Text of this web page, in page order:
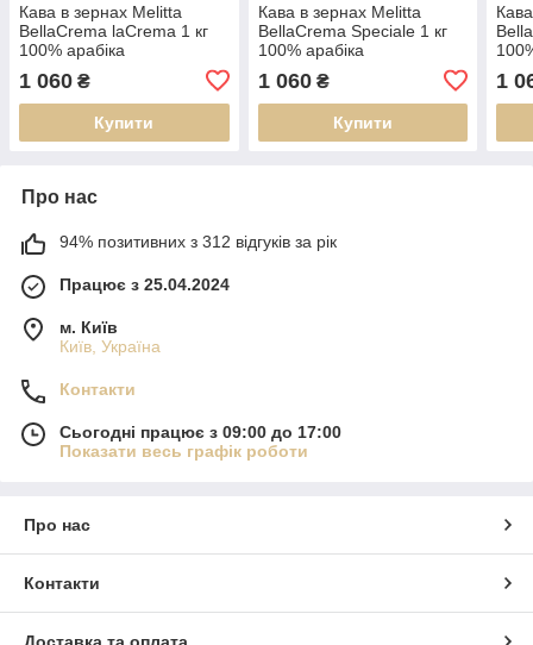
Кава в зернах Melitta
BellaCrema laCrema 1 кг
100% арабіка
1 060 ₴
Купити
Кава в зернах Melitta
BellaCrema Speciale 1 кг
100% арабіка
1 060₴
Купити
1
Про нас
94% позитивних з 312 відгуків за рік
Працює з 25.04.2024
м. Київ
Київ, Україна
Контакти
Сьогодні працює з 09:00 до 17:00
Показати весь графік роботи
Про нас
Контакти